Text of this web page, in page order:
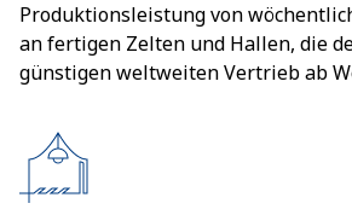
Produktionsleistung von
an fertigen Zelten und Hallen, die
günstigen weltweiten Vertrieb ab